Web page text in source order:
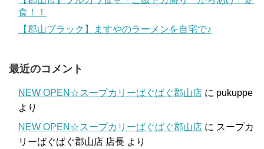
食！！
【郡山ブラック】ますやのラーメンを自宅で♪
最近のコメント
NEW OPEN☆スープカリーばぐばぐ郡山店 に pukuppe
より
NEW OPEN☆スープカリーばぐばぐ郡山店 に スープカ
リーばぐばぐ郡山店 店長 より